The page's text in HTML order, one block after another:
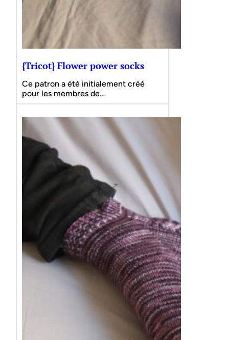
{Tricot} Flower power socks
Ce patron a été initialement créé
pour les membres de…